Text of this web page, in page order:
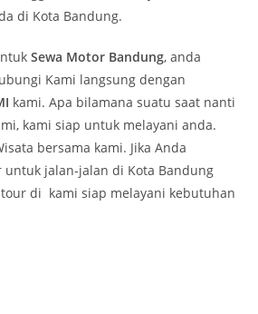
di Kota Bandung.
Sewa Motor Bandung, anda
Kami langsung dengan
kami. Apa bilamana suatu saat nanti
kami siap untuk melayani anda.
bersama kami. Jika Anda
jalan-jalan di Kota Bandung
di kami siap melayani kebutuhan